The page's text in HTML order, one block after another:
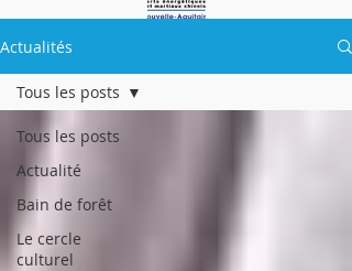
Actualités
Tous les posts
Actualité
Bain de forêt
Le cercle
culturel
Tous les posts